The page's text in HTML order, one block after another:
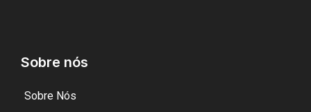
Sobre nós
Sobre Nós